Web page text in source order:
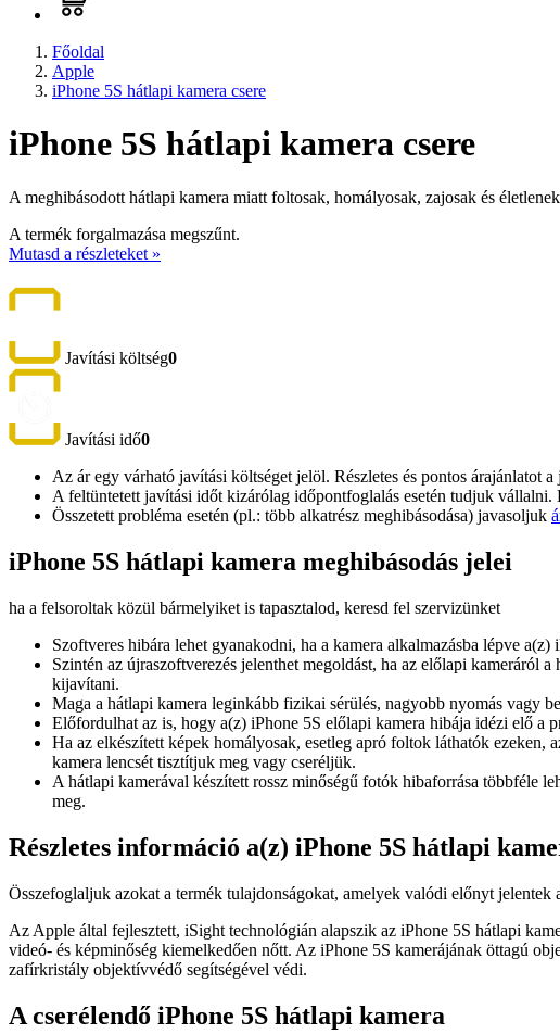
Főoldal
Apple
iPhone 5S hátlapi kamera csere
iPhone 5S hátlapi kamera csere
A meghibásodott hátlapi kamera miatt foltosak, homályosak, zajosak és
A termék forgalmazása megszűnt.
Mutasd a részleteket »
Javítási költség0
Javítási idő0
Az ár egy várható javítási költséget jelöl. Részletes és pontos árajánlatot
A feltüntetett javítási időt kizárólag időpontfoglalás esetén tudjuk vállalni.
Összetett probléma esetén (pl.: több alkatrész meghibásodása) javasoljuk
iPhone 5S hátlapi kamera meghibásodás jelei
ha a felsoroltak közül bármelyiket is tapasztalod, keresd fel szervizünket
Szoftveres hibára lehet gyanakodni, ha a kamera alkalmazásba lépve
Szintén az újraszoftverezés jelenthet megoldást, ha az előlapi kameráról
kijavítani.
Maga a hátlapi kamera leginkább fizikai sérülés, nagyobb nyomás vagy
Előfordulhat az is, hogy a(z) iPhone 5S előlapi kamera hibája idézi elő a
Ha az elkészített képek homályosak, esetleg apró foltok láthatók ezeken,
kamera lencsét tisztítjuk meg vagy cseréljük.
A hátlapi kamerával készített rossz minőségű fotók hibaforrása többféle
meg.
Részletes információ a(z) iPhone 5S hátlapi
Összefoglaljuk azokat a termék tulajdonságokat, amelyek valódi előnyt jelentek
Az Apple által fejlesztett, iSight technológián alapszik az iPhone 5S hátlapi
videó- és képminőség kiemelkedően nőtt. Az iPhone 5S kamerájának öttagú
zafírkristály objektívvédő segítségével védi.
A cserélendő iPhone 5S hátlapi kamera